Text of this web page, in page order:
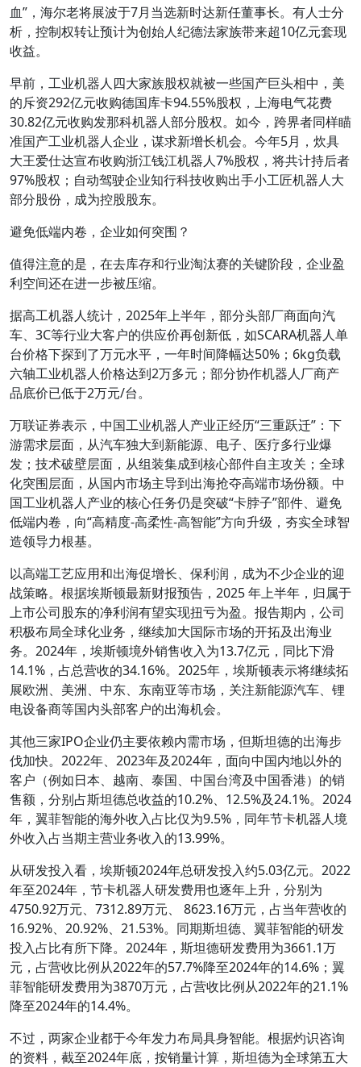
血”，海尔老将展波于7月当选新时达新任董事长。有人士分
析，控制权转让预计为创始人纪德法家族带来超10亿元套现
收益。
早前，工业机器人四大家族股权就被一些国产巨头相中，美
的斥资292亿元收购德国库卡94.55%股权，上海电气花费
30.82亿元收购发那科机器人部分股权。如今，跨界者同样瞄
准国产工业机器人企业，谋求新增长机会。今年5月，炊具
大王爱仕达宣布收购浙江钱江机器人7%股权，将共计持后者
97%股权；自动驾驶企业知行科技收购出手小工匠机器人大
部分股份，成为控股股东。
避免低端内卷，企业如何突围？
值得注意的是，在去库存和行业淘汰赛的关键阶段，企业盈
利空间还在进一步被压缩。
据高工机器人统计，2025年上半年，部分头部厂商面向汽
车、3C等行业大客户的供应价再创新低，如SCARA机器人单
台价格下探到了万元水平，一年时间降幅达50%；6kg负载
六轴工业机器人价格达到2万多元；部分协作机器人厂商产
品底价已低于2万元/台。
万联证券表示，中国工业机器人产业正经历“三重跃迁”：下
游需求层面，从汽车独大到新能源、电子、医疗多行业爆
发；技术破壁层面，从组装集成到核心部件自主攻关；全球
化突围层面，从国内市场主导到出海抢夺高端市场份额。中
国工业机器人产业的核心任务仍是突破“卡脖子”部件、避免
低端内卷，向“高精度-高柔性-高智能”方向升级，夯实全球智
造领导力根基。
以高端工艺应用和出海促增长、保利润，成为不少企业的迎
战策略。根据埃斯顿最新财报预告，2025 年上半年，归属于
上市公司股东的净利润有望实现扭亏为盈。报告期内，公司
积极布局全球化业务，继续加大国际市场的开拓及出海业
务。2024年，埃斯顿境外销售收入为13.7亿元，同比下滑
14.1%，占总营收的34.16%。2025年，埃斯顿表示将继续拓
展欧洲、美洲、中东、东南亚等市场，关注新能源汽车、锂
电设备商等国内头部客户的出海机会。
其他三家IPO企业仍主要依赖内需市场，但斯坦德的出海步
伐加快。2022年、2023年及2024年，面向中国内地以外的
客户（例如日本、越南、泰国、中国台湾及中国香港）的销
售额，分别占斯坦德总收益的10.2%、12.5%及24.1%。2024
年，翼菲智能的海外收入占比仅为9.5%，同年节卡机器人境
外收入占当期主营业务收入的13.99%。
从研发投入看，埃斯顿2024年总研发投入约5.03亿元。2022
年至2024年，节卡机器人研发费用也逐年上升，分别为
4750.92万元、7312.89万元、 8623.16万元，占当年营收的
16.92%、20.92%、21.53%。同期斯坦德、翼菲智能的研发
投入占比有所下降。2024年，斯坦德研发费用为3661.1万
元，占营收比例从2022年的57.7%降至2024年的14.6%；翼
菲智能研发费用为3870万元，占营收比例从2022年的21.1%
降至2024年的14.4%。
不过，两家企业都于今年发力布局具身智能。根据灼识咨询
的资料，截至2024年底，按销量计算，斯坦德为全球第五大